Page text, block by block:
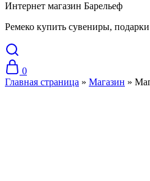
Интернет магазин Барельеф
Ремеко купить сувениры,
0
Главная страница » Магазин »